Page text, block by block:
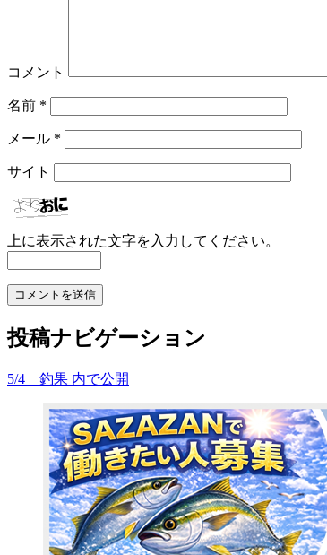
コメント
名前 *
メール *
サイト
上に表示された文字を入力してください。
投稿ナビゲーション
5/4 釣果 内で公開